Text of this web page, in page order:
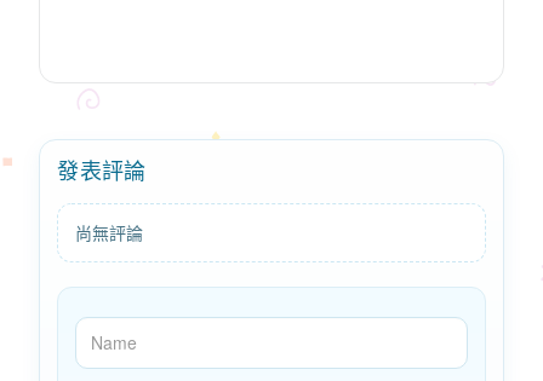
發表評論
尚無評論